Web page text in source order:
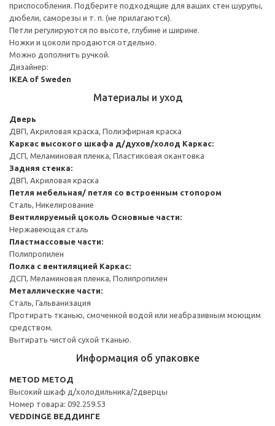
приспособления. Подберите подходящие для ваших стен шурупы,
дюбели, саморезы и т. п. (не прилагаются).
Петли регулируются по высоте, глубине и ширине.
Ножки и цоколи продаются отдельно.
Можно дополнить ручкой.
Дизайнер:
IKEA of Sweden
Материалы и уход
Дверь
ДВП, Акриловая краска, Полиэфирная краска
Каркас высокого шкафа д/духов/холод Каркас:
ДСП, Меламиновая пленка, Пластиковая окантовка
Задняя стенка:
ДВП, Акриловая краска
Петля мебельная/ петля со встроенным стопором
Сталь, Никелирование
Вентилируемый цоколь Основные части:
Нержавеющая сталь
Пластмассовые части:
Полипропилен
Полка с вентиляцией Каркас:
ДСП, Меламиновая пленка, Полипропилен
Металлические части:
Сталь, Гальванизация
Протирать тканью, смоченной водой или неабразивным моющим
средством.
Вытирать чистой сухой тканью.
Информация об упаковке
METOD МЕТОД
Высокий шкаф д/холодильника/2дверцы
Номер товара: 092.259.53
VEDDINGE ВЕДДИНГЕ